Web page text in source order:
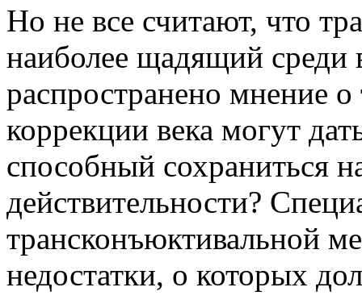
Но не все считают, что
наиболее щадящий
распространено мнение
коррекции века могут
способный сохраниться
действительности?
трансконъюктивальной
недостатки, о которых